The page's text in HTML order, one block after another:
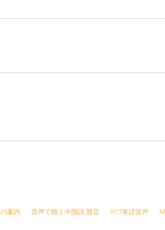
案内 音声で聴く中国語 唇音 YCT単語音声